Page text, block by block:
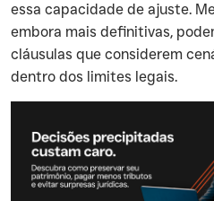
essa capacidade de ajuste.
embora mais definitivas,
cláusulas que considerem
dentro dos limites legais.